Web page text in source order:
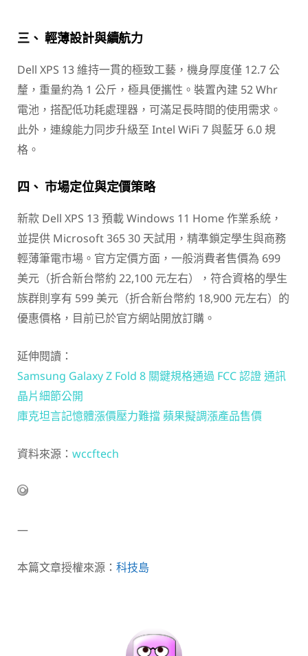
三、 輕薄設計與續航力
Dell XPS 13 維持一貫的極致工藝，機身厚度僅 12.7 公
釐，重量約為 1 公斤，極具便攜性。裝置內建 52 Whr
電池，搭配低功耗處理器，可滿足長時間的使用需求。
此外，連線能力同步升級至 Intel WiFi 7 與藍牙 6.0 規
格。
四、 市場定位與定價策略
新款 Dell XPS 13 預載 Windows 11 Home 作業系統，
並提供 Microsoft 365 30 天試用，精準鎖定學生與商務
輕薄筆電市場。官方定價方面，一般消費者售價為 699
美元（折合新台幣約 22,100 元左右），符合資格的學生
族群則享有 599 美元（折合新台幣約 18,900 元左右）的
優惠價格，目前已於官方網站開放訂購。
延伸閱讀：
Samsung Galaxy Z Fold 8 關鍵規格通過 FCC 認證 通訊
晶片細節公開
庫克坦言記憶體漲價壓力難擋 蘋果擬調漲產品售價
資料來源： wccftech
—
本篇文章授權來源： 科技島